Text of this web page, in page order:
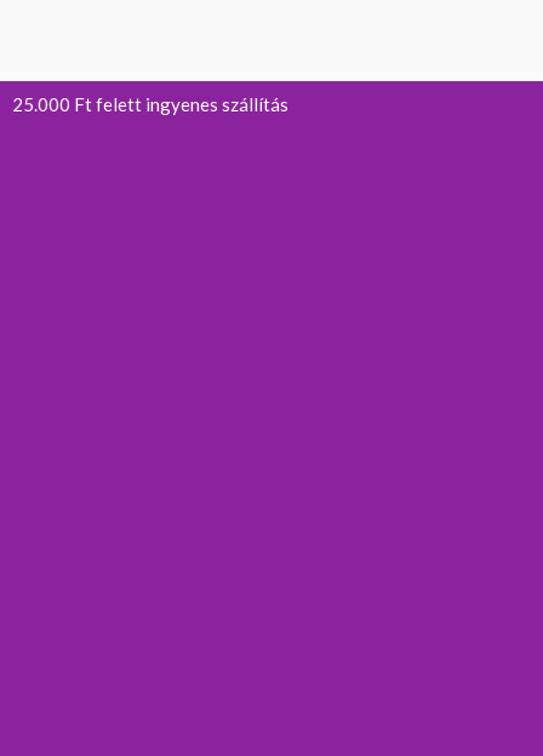
25.000 Ft felett ingyenes szállítás